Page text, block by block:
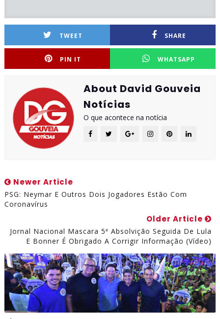
TWEET SHARE
PIN IT WHATSAPP
About David Gouveia
Notícias
O que acontece na notícia
Newer Article
PSG: Neymar E Outros Dois Jogadores Estão Com
Coronavírus
Older Article
Jornal Nacional Mascara 5ª Absolvição Seguida De Lula
E Bonner É Obrigado A Corrigir Informação (vídeo)